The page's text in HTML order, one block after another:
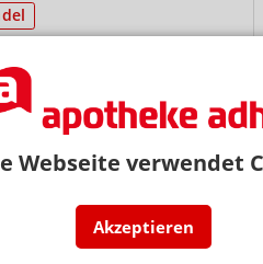
Webseite verwendet
Akzeptieren
Postfach. Kostenlos!
Jetzt